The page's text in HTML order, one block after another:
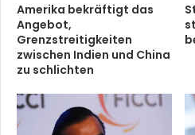
Amerika bekräftigt das
Angebot,
Grenzstreitigkeiten
zwischen Indien und China
zu schlichten